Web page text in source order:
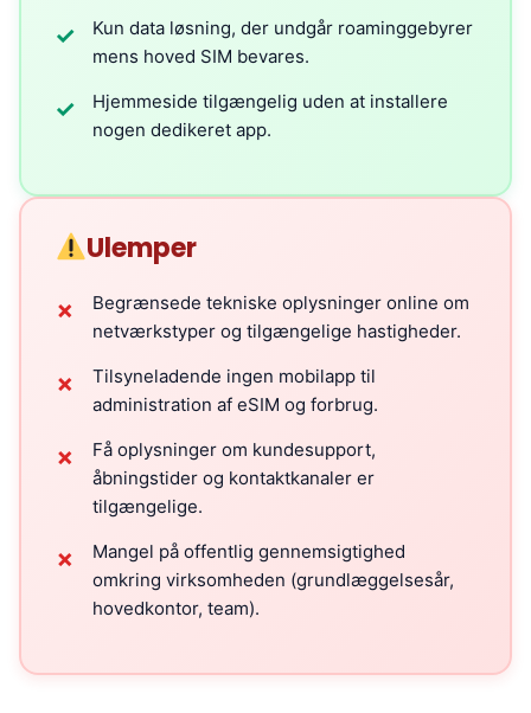
✓
Kun data løsning, der undgår roaminggebyrer
mens hoved SIM bevares.
✓
Hjemmeside tilgængelig uden at installere
nogen dedikeret app.
Ulemper
✗
Begrænsede tekniske oplysninger online om
netværkstyper og tilgængelige hastigheder.
✗
Tilsyneladende ingen mobilapp til
administration af eSIM og forbrug.
✗
Få oplysninger om kundesupport,
åbningstider og kontaktkanaler er
tilgængelige.
✗
Mangel på offentlig gennemsigtighed
omkring virksomheden (grundlæggelsesår,
hovedkontor, team).